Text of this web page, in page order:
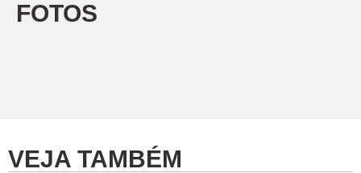
FOTOS
VEJA TAMBÉM